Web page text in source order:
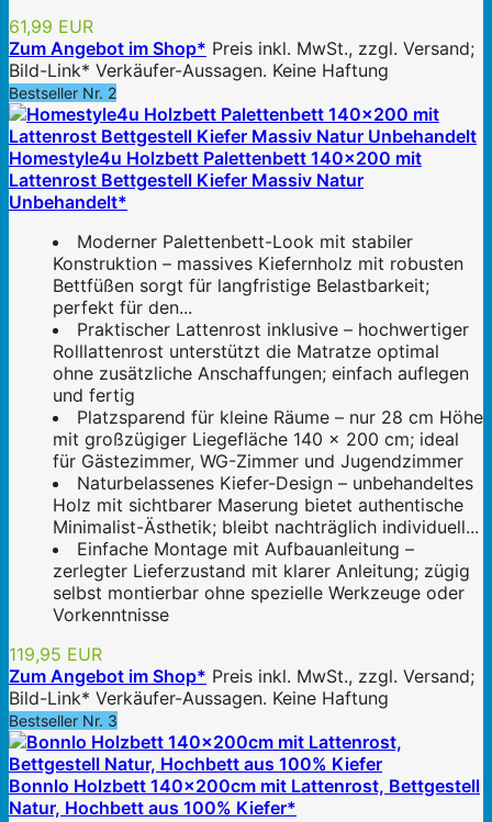
61,99 EUR
Zum Angebot im Shop* Preis inkl. MwSt., zzgl. Versand;
Bild-Link* Verkäufer-Aussagen. Keine Haftung
Bestseller Nr. 2
Homestyle4u Holzbett Palettenbett 140x200 mit
Lattenrost Bettgestell Kiefer Massiv Natur
Unbehandelt*
Moderner Palettenbett-Look mit stabiler
Konstruktion – massives Kiefernholz mit robusten
Bettfüßen sorgt für langfristige Belastbarkeit;
perfekt für den...
Praktischer Lattenrost inklusive – hochwertiger
Rolllattenrost unterstützt die Matratze optimal
ohne zusätzliche Anschaffungen; einfach auflegen
und fertig
Platzsparend für kleine Räume – nur 28 cm Höhe
mit großzügiger Liegefläche 140 x 200 cm; ideal
für Gästezimmer, WG-Zimmer und Jugendzimmer
Naturbelassenes Kiefer-Design – unbehandeltes
Holz mit sichtbarer Maserung bietet authentische
Minimalist-Ästhetik; bleibt nachträglich individuell...
Einfache Montage mit Aufbauanleitung –
zerlegter Lieferzustand mit klarer Anleitung; zügig
selbst montierbar ohne spezielle Werkzeuge oder
Vorkenntnisse
119,95 EUR
Zum Angebot im Shop* Preis inkl. MwSt., zzgl. Versand;
Bild-Link* Verkäufer-Aussagen. Keine Haftung
Bestseller Nr. 3
Bonnlo Holzbett 140x200cm mit Lattenrost, Bettgestell
Natur, Hochbett aus 100% Kiefer*